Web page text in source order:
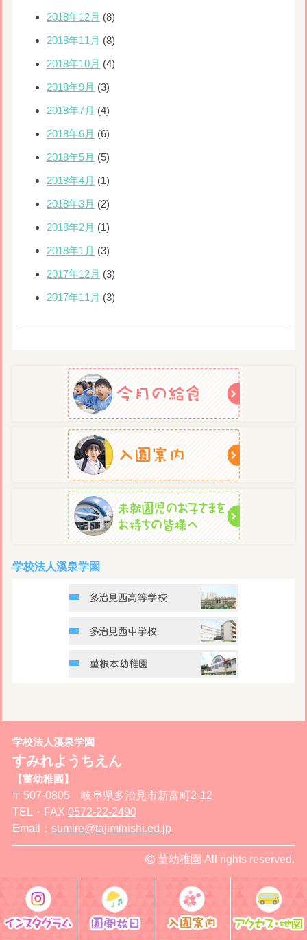
2018年12月 (8)
2018年11月 (8)
2018年10月 (4)
2018年9月 (3)
2018年7月 (4)
2018年6月 (6)
2018年5月 (5)
2018年4月 (1)
2018年3月 (2)
2018年2月 (1)
2018年1月 (3)
2017年12月 (3)
2017年11月 (3)
学校法人溪泉学園
学校法人溪泉学園
すみれようちえん
【菫幼稚園】
〒507-0805 岐阜県多治見市新富町2-12
TEL・FAX 0572-22-2490
Email： sumire@tajiminishi.ed.jp
菫幼稚園 All rights reserved.